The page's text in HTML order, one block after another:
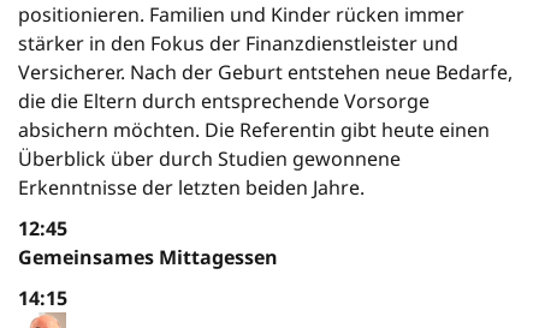
positionieren. Familien und Kinder rücken immer
stärker in den Fokus der Finanzdienstleister und
Versicherer. Nach der Geburt entstehen neue Bedarfe,
die die Eltern durch entsprechende Vorsorge
absichern möchten. Die Referentin gibt heute einen
Überblick über durch Studien gewonnene
Erkenntnisse der letzten beiden Jahre.
12:45
Gemeinsames Mittagessen
14:15